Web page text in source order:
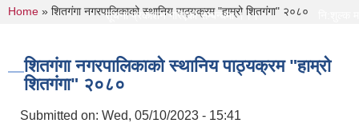
सूचना प्रकाशन गरिएको सम्बन्धमा ।।। नि:शुल्क
You are here
Home » शितगंगा नगरपालिकाको स्थानिय पाठ्यक्रम "हाम्रो शितगंगा" २०८०
शितगंगा नगरपालिकाको स्थानिय पाठ्यक्रम "हाम्रो
शितगंगा" २०८०
Submitted on: Wed, 05/10/2023 - 15:41